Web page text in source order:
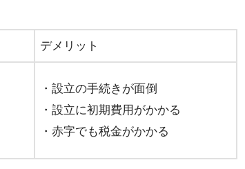
デメリット
・設立の手続きが面倒
・設立に初期費用がかかる
・赤字でも税金がかかる